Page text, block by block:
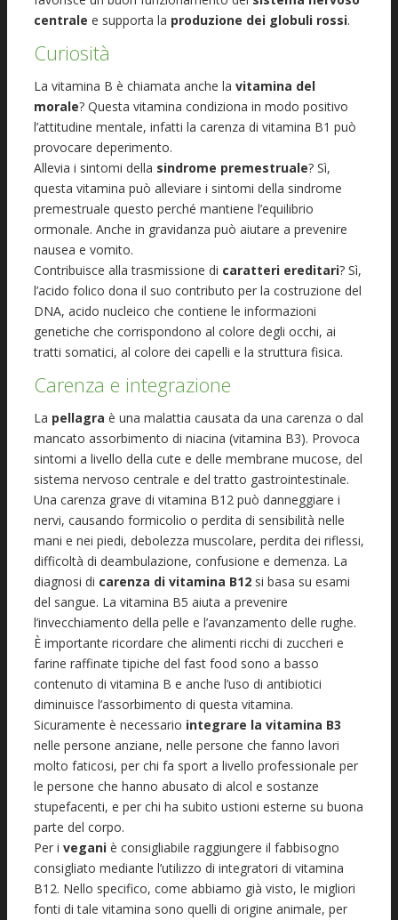
centrale e supporta la produzione dei globuli rossi.
Curiosità
La vitamina B è chiamata anche la vitamina del
morale? Questa vitamina condiziona in modo positivo
l’attitudine mentale, infatti la carenza di vitamina B1 può
provocare deperimento.
Allevia i sintomi della sindrome premestruale? Sì,
questa vitamina può alleviare i sintomi della sindrome
premestruale questo perché mantiene l’equilibrio
ormonale. Anche in gravidanza può aiutare a prevenire
nausea e vomito.
Contribuisce alla trasmissione di caratteri ereditari? Sì,
l’acido folico dona il suo contributo per la costruzione del
DNA, acido nucleico che contiene le informazioni
genetiche che corrispondono al colore degli occhi, ai
tratti somatici, al colore dei capelli e la struttura fisica.
Carenza e integrazione
La pellagra è una malattia causata da una carenza o dal
mancato assorbimento di niacina (vitamina B3). Provoca
sintomi a livello della cute e delle membrane mucose, del
sistema nervoso centrale e del tratto gastrointestinale.
Una carenza grave di vitamina B12 può danneggiare i
nervi, causando formicolio o perdita di sensibilità nelle
mani e nei piedi, debolezza muscolare, perdita dei riflessi,
difficoltà di deambulazione, confusione e demenza. La
diagnosi di carenza di vitamina B12 si basa su esami
del sangue. La vitamina B5 aiuta a prevenire
l’invecchiamento della pelle e l’avanzamento delle rughe.
È importante ricordare che alimenti ricchi di zuccheri e
farine raffinate tipiche del fast food sono a basso
contenuto di vitamina B e anche l’uso di antibiotici
diminuisce l’assorbimento di questa vitamina.
Sicuramente è necessario integrare la vitamina B3
nelle persone anziane, nelle persone che fanno lavori
molto faticosi, per chi fa sport a livello professionale per
le persone che hanno abusato di alcol e sostanze
stupefacenti, e per chi ha subito ustioni esterne su buona
parte del corpo.
Per i vegani è consigliabile raggiungere il fabbisogno
consigliato mediante l’utilizzo di integratori di vitamina
B12. Nello specifico, come abbiamo già visto, le migliori
fonti di tale vitamina sono quelli di origine animale, per